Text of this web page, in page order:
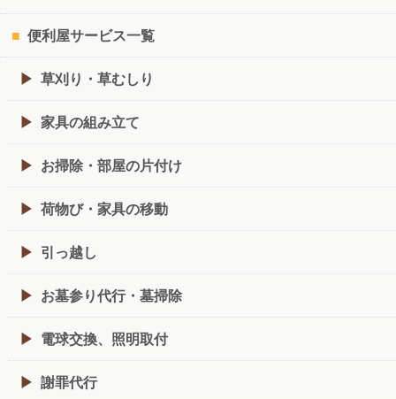
便利屋サービス一覧
草刈り・草むしり
家具の組み立て
お掃除・部屋の片付け
荷物び・家具の移動
引っ越し
お墓参り代行・墓掃除
電球交換、照明取付
謝罪代行